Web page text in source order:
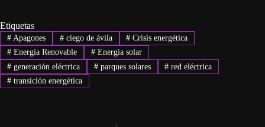
Etiquetas
#Apagones #ciego de ávila # Crisis energética
#Energía Renovable #Energía solar
#generación eléctrica #parques solares # red eléctrica
#transición energética